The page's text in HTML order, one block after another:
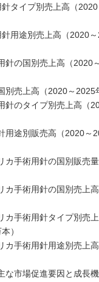
タイプ別売上高（
用途別売上高（2020
針の国別売上高（2020
別売上高（2020～2025
針のタイプ別売上高（
用途別販売高（2020～
カ手術用針の国別販売
カ手術用針の国別売上
カ手術用針タイプ別売
）
カ手術用針用途別売上
な市場促進要因と成長